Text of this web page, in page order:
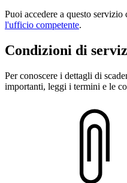
Puoi accedere a questo
l'ufficio competente.
Condizioni di
Per conoscere i dettagli di
importanti, leggi i termini e le